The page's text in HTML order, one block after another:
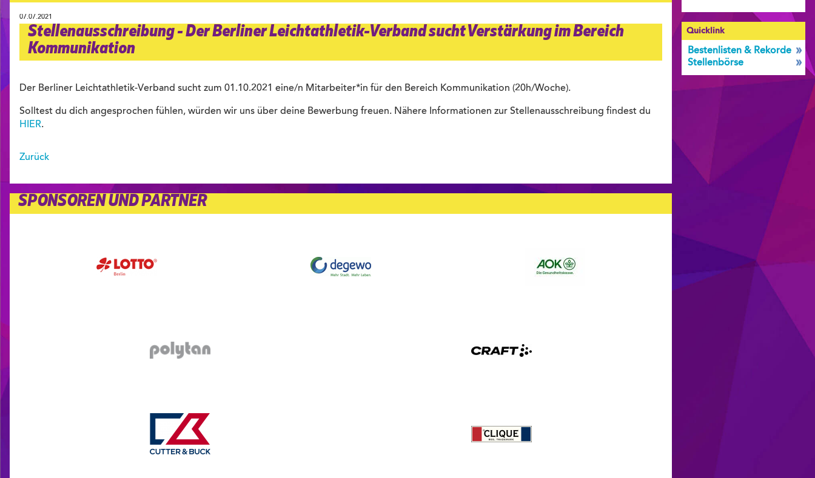
07.07.2021
Stellenausschreibung - Der Berliner Leichtathletik-Verband sucht Verstärkung im Bereich
Kommunikation
Der Berliner Leichtathletik-Verband sucht zum 01.10.2021 eine/n Mitarbeiter*in für den Bereich Kommunikation (20h/Woche).
Solltest du dich angesprochen fühlen, würden wir uns über deine Bewerbung freuen. Nähere Informationen zur Stellenausschreibung findest du
HIER.
Zurück
SPONSOREN UND PARTNER
Quicklink
Bestenlisten & Rekorde
Stellenbörse